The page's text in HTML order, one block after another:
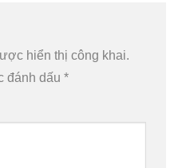
hiển thị công khai.
đánh dấu *